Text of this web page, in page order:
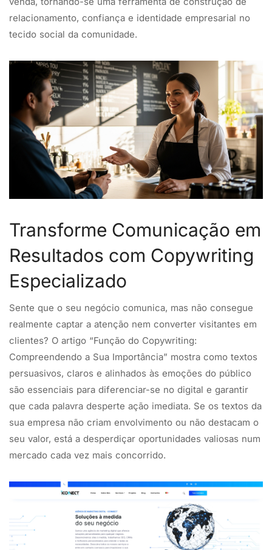
relacionamento, confiança e identidade empresarial no
tecido social da comunidade.
Transforme Comunicação em
Resultados com Copywriting
Especializado
Sente que o seu negócio comunica, mas não consegue
realmente captar a atenção nem converter visitantes em
clientes? O artigo “Função do Copywriting:
Compreendendo a Sua Importância” mostra como textos
persuasivos, claros e alinhados às emoções do público
são essenciais para diferenciar-se no digital e garantir
que cada palavra desperte ação imediata. Se os textos da
sua empresa não criam envolvimento ou não destacam o
seu valor, está a desperdiçar oportunidades valiosas num
mercado cada vez mais concorrido.